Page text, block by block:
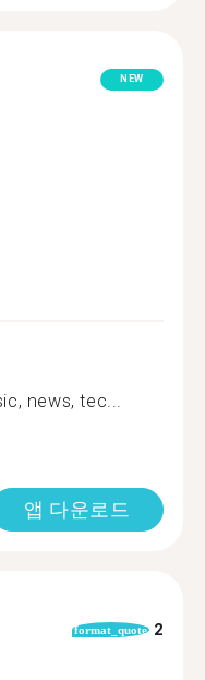
NEW
news, tec...
앱 다운로드
format_quote 2